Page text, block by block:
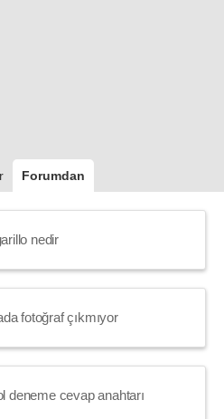
Forumdan
nedir
fotoğraf çıkmıyor
deneme cevap anahtarı